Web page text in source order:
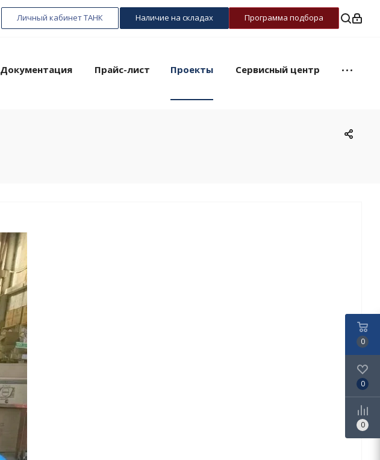
Личный кабинет ТАНК Наличие на складах Программа подбора
Документация Прайс-лист Проекты Сервисный центр
0
0
0